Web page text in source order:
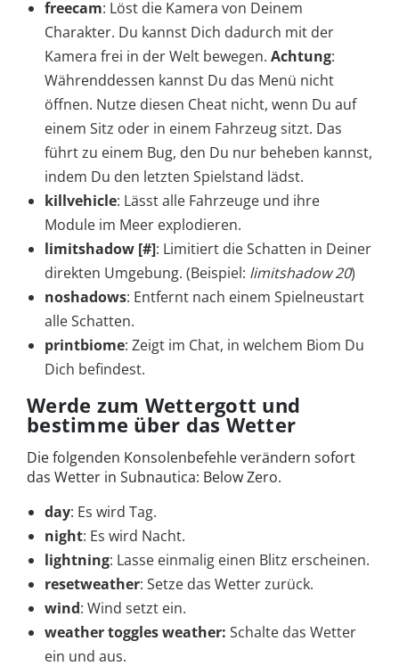
freecam: Löst die Kamera von Deinem
Charakter. Du kannst Dich dadurch mit der
Kamera frei in der Welt bewegen. Achtung:
Währenddessen kannst Du das Menü nicht
öffnen. Nutze diesen Cheat nicht, wenn Du auf
einem Sitz oder in einem Fahrzeug sitzt. Das
führt zu einem Bug, den Du nur beheben kannst,
indem Du den letzten Spielstand lädst.
killvehicle: Lässt alle Fahrzeuge und ihre
Module im Meer explodieren.
limitshadow [#]: Limitiert die Schatten in Deiner
direkten Umgebung. (Beispiel: limitshadow 20)
noshadows: Entfernt nach einem Spielneustart
alle Schatten.
printbiome: Zeigt im Chat, in welchem Biom Du
Dich befindest.
Werde zum Wettergott und
bestimme über das Wetter
Die folgenden Konsolenbefehle verändern sofort
das Wetter in Subnautica: Below Zero.
day: Es wird Tag.
night: Es wird Nacht.
lightning: Lasse einmalig einen Blitz erscheinen.
resetweather: Setze das Wetter zurück.
wind: Wind setzt ein.
weather toggles weather: Schalte das Wetter
ein und aus.